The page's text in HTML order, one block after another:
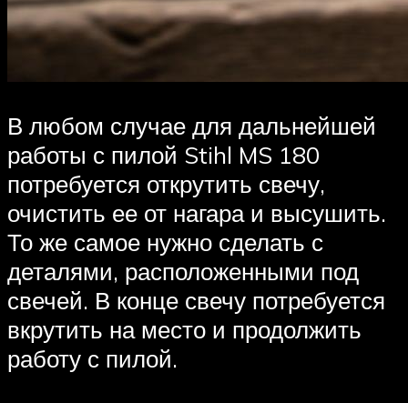
В любом случае для дальнейшей
работы с пилой Stihl MS 180
потребуется открутить свечу,
очистить ее от нагара и высушить.
То же самое нужно сделать с
деталями, расположенными под
свечей. В конце свечу потребуется
вкрутить на место и продолжить
работу с пилой.